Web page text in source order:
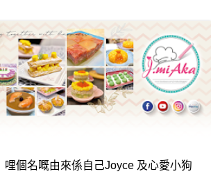
哩個名嘅由來係自己Joyce 及心愛小狗